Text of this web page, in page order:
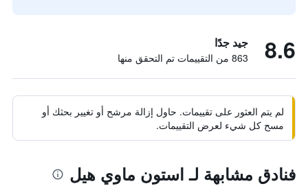
8.6 جيد جدًا
863 من التقييمات تم التحقق منها
لم يتم العثور على تقييمات. حاول إزالة مرشح أو تغيير بحثك أو
مسح كل شيء لعرض التقييمات.
فنادق مشابهة لـ استون ماوي هيل